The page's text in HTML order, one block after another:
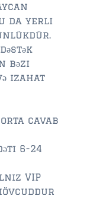
da yerli
bəzi
izahat
orta cavab
6-24
VIP